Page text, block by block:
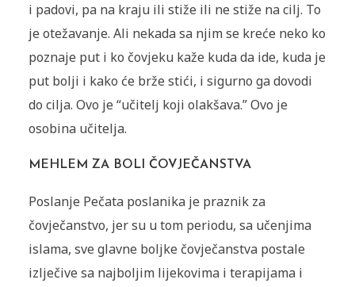
i padovi, pa na kraju ili stiže ili ne stiže na cilj. To
je otežavanje. Ali nekada sa njim se kreće neko ko
poznaje put i ko čovjeku kaže kuda da ide, kuda je
put bolji i kako će brže stići, i sigurno ga dovodi
do cilja. Ovo je “učitelj koji olakšava.” Ovo je
osobina učitelja.
MEHLEM ZA BOLI ČOVJEČANSTVA
Poslanje Pečata poslanika je praznik za
čovječanstvo, jer su u tom periodu, sa učenjima
islama, sve glavne boljke čovječanstva postale
izlječive sa najboljim lijekovima i terapijama i